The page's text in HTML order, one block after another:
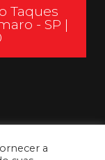
Taques
- SP |
a